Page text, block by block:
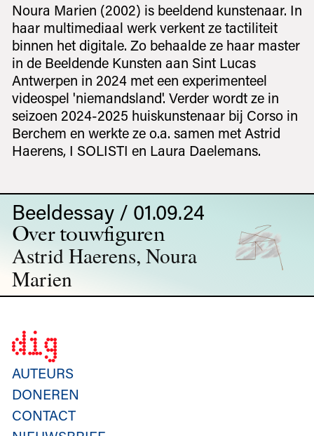
Noura Marien (2002) is beeldend kunstenaar. In
haar multimediaal werk verkent ze tactiliteit
binnen het digitale. Zo behaalde ze haar master
in de Beeldende Kunsten aan Sint Lucas
Antwerpen in 2024 met een experimenteel
videospel 'niemandsland'. Verder wordt ze in
seizoen 2024-2025 huiskunstenaar bij Corso in
Berchem en werkte ze o.a. samen met Astrid
Haerens, I SOLISTI en Laura Daelemans.
Beeldessay / 01.09.24
Over touwfiguren
Astrid Haerens, Noura
Marien
AUTEURS
DONEREN
CONTACT